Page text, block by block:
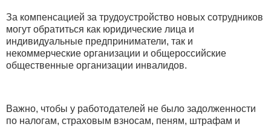
За компенсацией за трудоустройство новых сотрудников
могут обратиться как юридические лица и
индивидуальные предприниматели, так и
некоммерческие организации и общероссийские
общественные организации инвалидов.
Важно, чтобы у работодателей не было задолженности
по налогам, страховым взносам, пеням, штрафам и